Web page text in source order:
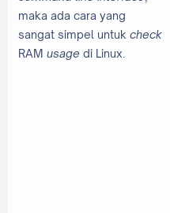
maka ada cara yang
sangat simpel untuk check
RAM usage di Linux.